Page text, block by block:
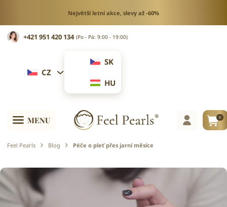
Největší letní akce, slevy až -60%
+421 951 420 134 (Po - Pá: 9:00 - 19:00)
CZ
SK
HU
MENU 0
Feel Pearls Blog Péče o pleť přes jarní měsíce